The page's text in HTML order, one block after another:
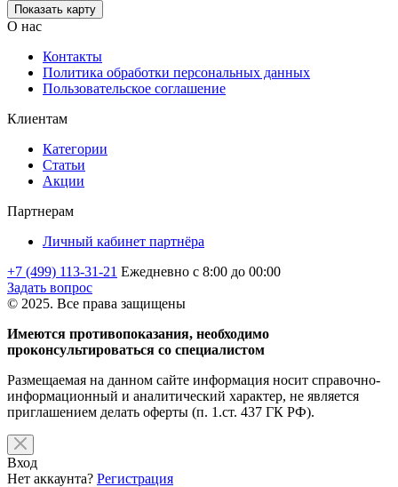
Показать карту
О нас
Контакты
Политика обработки персональных данных
Пользовательское соглашение
Клиентам
Категории
Статьи
Акции
Партнерам
Личный кабинет партнёра
+7 (499) 113-31-21 Ежедневно с 8:00 до 00:00
Задать вопрос
© 2025. Все права защищены
Имеются противопоказания, необходимо
проконсультироваться со специалистом
Размещаемая на данном сайте информация носит справочно-
информационный и аналитический характер, не является
приглашением делать оферты (п. 1.ст. 437 ГК РФ).
Вход
Нет аккаунта? Регистрация